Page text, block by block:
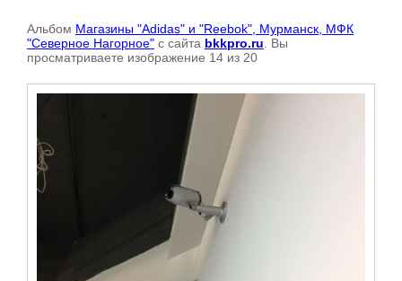
Альбом Магазины "Adidas" и "Reebok", Мурманск, МФК
"Северное Нагорное" с сайта bkkpro.ru . Вы
просматриваете изображение 14 из 20